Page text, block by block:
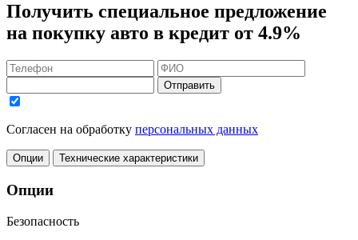
Получить специальное предложение
на покупку авто в кредит от 4.9%
Отправить
Согласен на обработку персональных данных
Опции Технические характеристики
Опции
Безопасность